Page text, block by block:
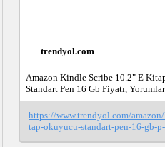
trendyol.com
Amazon Kindle Scribe 10.2" E
Standart Pen 16 Gb Fiyatı,
https://www.trendyol.com/
tap-okuyucu-standart-pen-16-gb-